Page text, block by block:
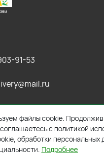
91-53
Острякова, 65А
файлы cookie.
с политикой
обработки персональных
Подробнее